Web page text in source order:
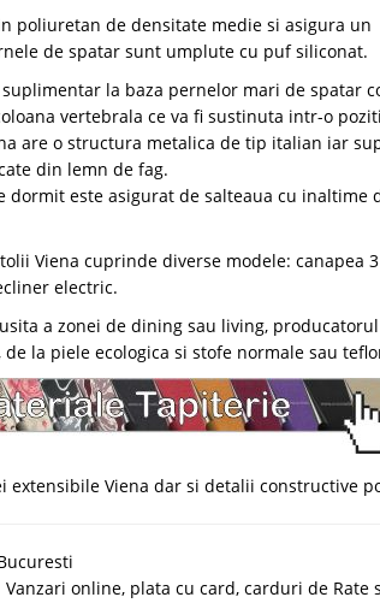
poliuretan de densitate medie si asigura un
de spatar sunt umplute cu puf siliconat.
la baza pernelor mari de spatar
vertebrala ce va fi sustinuta intr-o
are o structura metalica de tip italian iar
din lemn de fag.
dormit este asigurat de salteaua cu inaltime
Viena cuprinde diverse modele:
electric.
a zonei de dining sau living,
la piele ecologica si stofe normale sau
extensibile Viena dar si detalii constructive
online, plata cu card, carduri de Rate